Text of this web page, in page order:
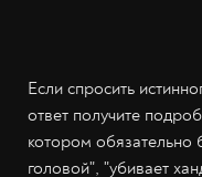
Если спросить
ответ получите
котором обязательно
головой", "убивает